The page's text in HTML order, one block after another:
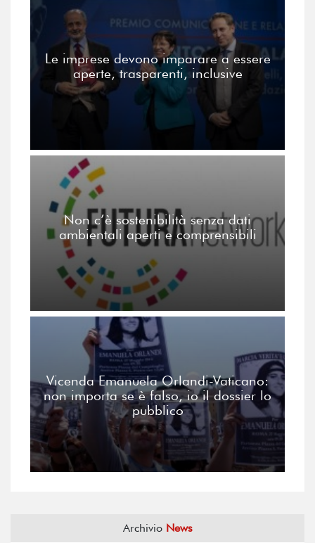
Le imprese devono imparare a essere
aperte, trasparenti, inclusive
Non c’è sostenibilità senza dati
ambientali aperti e comprensibili
Vicenda Emanuela Orlandi-Vaticano:
non importa se è falso, io il dossier lo
pubblico
Archivio News